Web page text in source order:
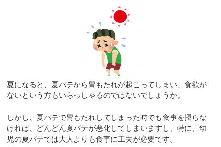
夏になると、夏バテから胃もたれが起こってしまい、食欲が
ないという方もいらっしゃるのではないでしょうか。
しかし、夏バテで胃もたれしてしまった時でも食事を摂らな
ければ、どんどん夏バテが悪化してしまいますし、特に、幼
児の夏バテでは大人よりも食事に工夫が必要です。